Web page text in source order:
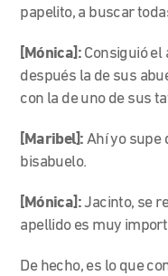
papelito, a buscar
[Mónica]: Consiguió el
después la de sus
con la de uno de sus
[Maribel]: Ahí yo supe
bisabuelo.
[Mónica]:Jacinto, se
apellido es muy
De hecho, es lo que